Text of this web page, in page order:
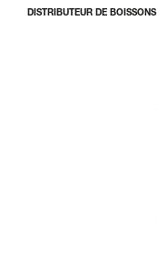
DISTRIBUTEUR DE BOISSONS